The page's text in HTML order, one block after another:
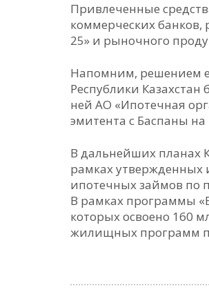
Привлеченные
коммерческих
25» и рыночного
Напомним, решением
Республики
ней АО «Ипотечная
эмитента с Баспаны
В дальнейших планах
рамках утвержденных
ипотечных займов по
В рамках программы
которых освоено 160
жилищных программ